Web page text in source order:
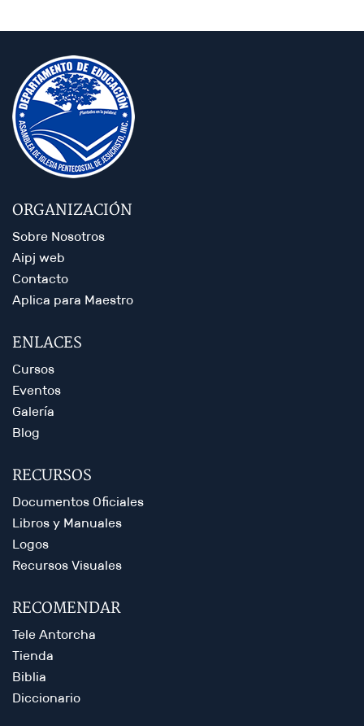
ORGANIZACIÓN
Sobre Nosotros
Aipj web
Contacto
Aplica para Maestro
ENLACES
Cursos
Eventos
Galería
Blog
RECURSOS
Documentos Oficiales
Libros y Manuales
Logos
Recursos Visuales
RECOMENDAR
Tele Antorcha
Tienda
Biblia
Diccionario